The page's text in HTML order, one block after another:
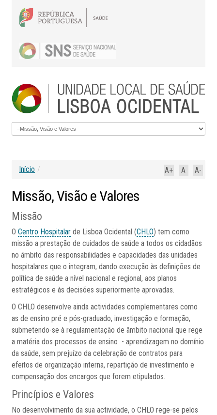
A-
A
A+
Início /
Missão,Visão eValores
Missão
OCentro Hospitalar de Lisboa Ocidental (CHLO) tem como
missão a prestação de cuidados de saúde a todos os cidadãos
no âmbito das responsabilidades e capacidades das unidades
hospitalares que o integram, dando execução às definições de
política de saúde a nível nacional e regional, aos planos
estratégicos e às decisões superiormente aprovadas.
O CHLO desenvolve ainda actividades complementares como
as de ensino pré e pós-graduado, investigação e formação,
submetendo-se à regulamentação de âmbito nacional que rege
a matéria dos processos de ensino - aprendizagem no domínio
da saúde, sem prejuízo da celebração de contratos para
efeitos de organização interna, repartição de investimento e
compensação dos encargos que forem etipulados.
Princípios e Valores
No desenvolvimento da sua actividade, o CHLO rege-se pelos